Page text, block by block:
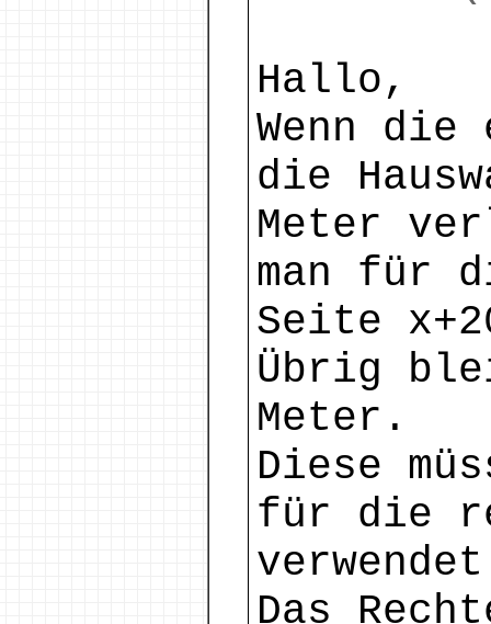
Hallo,
Wenn die
die
Meter
man für
Seite
Übrig
Meter.
Diese
für die
Das